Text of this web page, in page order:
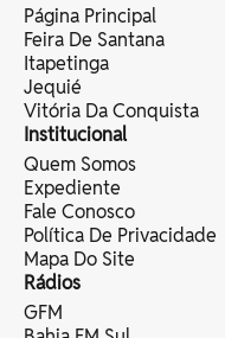
Página Principal
Feira De Santana
Itapetinga
Jequié
Vitória Da Conquista
Institucional
Quem Somos
Expediente
Fale Conosco
Política De Privacidade
Mapa Do Site
Rádios
GFM